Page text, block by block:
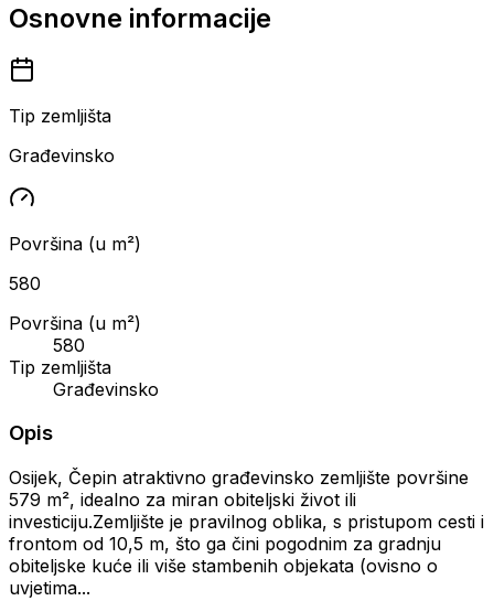
Osnovne informacije
Tip zemljišta
Građevinsko
Površina (u m²)
580
Površina (u m²)
580
Tip zemljišta
Građevinsko
Opis
Osijek, Čepin atraktivno građevinsko zemljište površine
579 m², idealno za miran obiteljski život ili
investiciju.Zemljište je pravilnog oblika, s pristupom cesti i
frontom od 10,5 m, što ga čini pogodnim za gradnju
obiteljske kuće ili više stambenih objekata (ovisno o
uvjetima...